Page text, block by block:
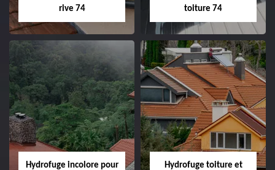
rive 74
toiture 74
Hydrofuge incolore pour
Hydrofuge toiture et